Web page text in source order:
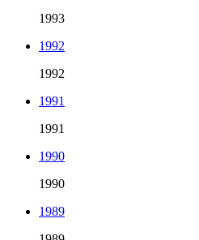
1993
1992
1992
1991
1991
1990
1990
1989